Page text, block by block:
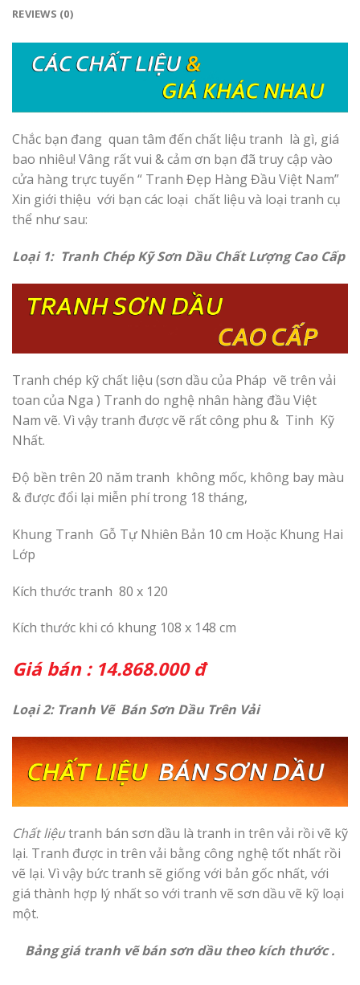
REVIEWS (0)
Chắc bạn đang quan tâm đến chất liệu tranh là gì, giá
bao nhiêu! Vâng rất vui & cảm ơn bạn đã truy cập vào
cửa hàng trực tuyến “ Tranh Đẹp Hàng Đầu Việt Nam”
Xin giới thiệu với bạn các loại chất liệu và loại tranh cụ
thể như sau:
Loại 1: Tranh Chép Kỹ Sơn Dầu Chất Lượng Cao Cấp
Tranh chép kỹ chất liệu (sơn dầu của Pháp vẽ trên vải
toan của Nga ) Tranh do nghệ nhân hàng đầu Việt
Nam vẽ. Vì vậy tranh được vẽ rất công phu & Tinh Kỹ
Nhất.
Độ bền trên 20 năm tranh không mốc, không bay màu
& được đổi lại miễn phí trong 18 tháng,
Khung Tranh Gỗ Tự Nhiên Bản 10 cm Hoặc Khung Hai
Lớp
Kích thước tranh 80 x 120
Kích thước khi có khung 108 x 148 cm
Giá bán : 14.868.000 đ
Loại 2: Tranh Vẽ Bán Sơn Dầu Trên Vải
Chất liệutranh bán sơn dầu là tranh in trên vải rồi vẽ kỹ
lại. Tranh được in trên vải bằng công nghệ tốt nhất rồi
vẽ lại. Vì vậy bức tranh sẽ giống với bản gốc nhất, với
giá thành hợp lý nhất so với tranh vẽ sơn dầu vẽ kỹ loại
một.
Bảng giá tranh vẽ bán sơn dầu theo kích thước .